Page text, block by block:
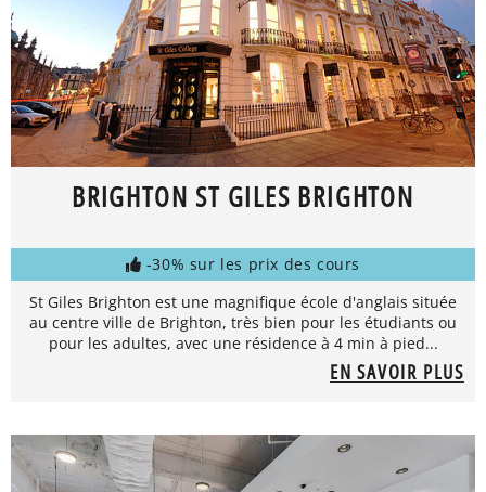
BRIGHTON ST GILES BRIGHTON
-30% sur les prix des cours
St Giles Brighton est une magnifique école d'anglais située
au centre ville de Brighton, très bien pour les étudiants ou
pour les adultes, avec une résidence à 4 min à pied...
EN SAVOIR PLUS